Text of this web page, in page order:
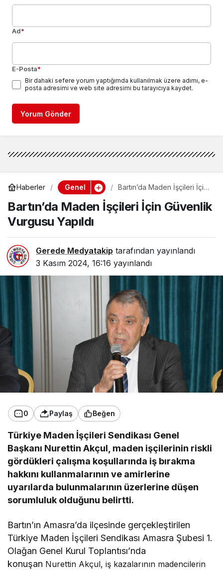
Ad*
E-Posta*
Bir dahaki sefere yorum yaptığımda kullanılmak üzere adımı, e-
posta adresimi ve web site adresimi bu tarayıcıya kaydet.
Yorum Gönder
Haberler Genel
Bartın’da Maden İşçileri İçin
Bartın’da Maden İşçileri İçin Güvenlik
Vurgusu Yapıldı
Gerede Medyatakip tarafından yayınlandı
3 Kasım 2024, 16:16 yayınlandı
0 Paylaş Beğen
Türkiye Maden İşçileri Sendikası Genel
Başkanı Nurettin Akçul, maden işçilerinin riskli
gördükleri çalışma koşullarında iş bırakma
hakkını kullanmalarının ve amirlerine
uyarılarda bulunmalarının üzerlerine düşen
sorumluluk olduğunu belirtti.
Bartın’ın Amasra’da ilçesinde gerçekleştirilen
Türkiye Maden İşçileri Sendikası Amasra Şubesi 1.
Olağan Genel Kurul Toplantısı’nda
konuşan Nurettin Akçul, iş kazalarının madencilerin